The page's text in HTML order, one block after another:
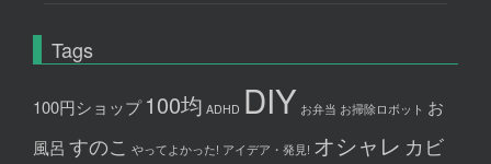
Tags
100円ショップ 100均 ADHD DIY お弁当 お掃除ロボット お
風呂 すのこ やってよかった! アイデア・発見! オシャレ カビ